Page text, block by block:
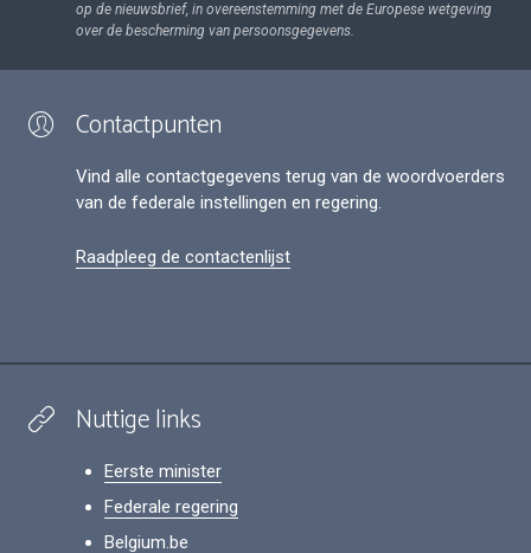
op de nieuwsbrief, in overeenstemming met de Europese wetgeving
over de bescherming van persoonsgegevens.
Contactpunten
Vind alle contactgegevens terug van de woordvoerders
van de federale instellingen en regering.
Raadpleeg de contactenlijst
Nuttige links
Eerste minister
Federale regering
Belgium.be